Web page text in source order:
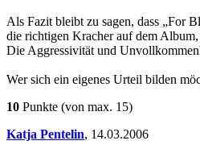
Als Fazit bleibt zu sagen, dass „For
die richtigen Kracher auf dem
Die Aggressivität und
Wer sich ein eigenes Urteil bilden
10 Punkte (von max. 15)
Katja Pentelin, 14.03.2006